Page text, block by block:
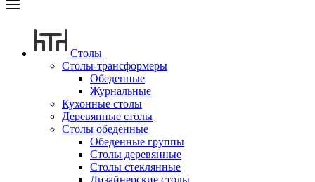
Столы
Столы-трансформеры
Обеденные
Журнальные
Кухонные столы
Деревянные столы
Столы обеденные
Обеденные группы
Столы деревянные
Столы стеклянные